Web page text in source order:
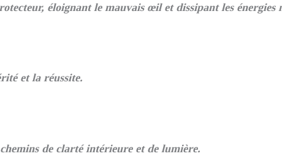
éloignant le mauvais œil et dissipant les énergies
et la réussite.
de clarté intérieure et de lumière.